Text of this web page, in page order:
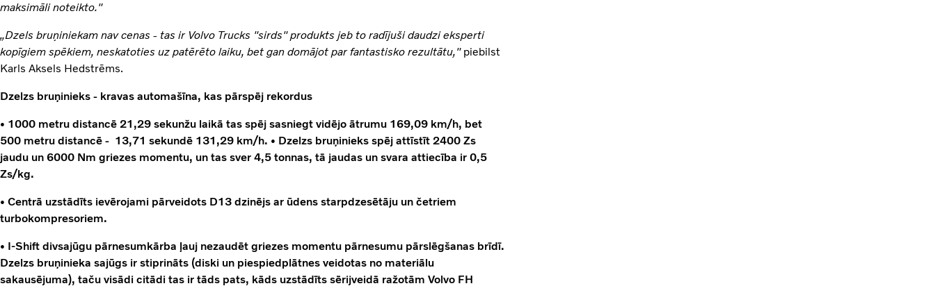
maksimāli noteikto."
„Dzels bruņiniekam nav cenas - tas ir Volvo Trucks "sirds" produkts jeb to radījuši daudzi eksperti
kopīgiem spēkiem, neskatoties uz patērēto laiku, bet gan domājot par fantastisko rezultātu,"piebilst
Karls Aksels Hedstrēms.
Dzelzs bruņinieks - kravas automašīna, kas pārspēj rekordus
• 1000 metru distancē 21,29 sekunžu laikā tas spēj sasniegt vidējo ātrumu 169,09 km/h, bet
500 metru distancē - 13,71 sekundē 131,29 km/h. • Dzelzs bruņinieks spēj attīstīt 2400 Zs
jaudu un 6000 Nm griezes momentu, un tas sver 4,5 tonnas, tā jaudas un svara attiecība ir 0,5
Zs/kg.
• Centrā uzstādīts ievērojami pārveidots D13 dzinējs ar ūdens starpdzesētāju un četriem
turbokompresoriem.
• I-Shift divsajūgu pārnesumkārba ļauj nezaudēt griezes momentu pārnesumu pārslēgšanas brīdī.
Dzelzs bruņinieka sajūgs ir stiprināts (diski un piespiedplātnes veidotas no materiālu
sakausējuma), taču visādi citādi tas ir tāds pats, kāds uzstādīts sērijveidā ražotām Volvo FH